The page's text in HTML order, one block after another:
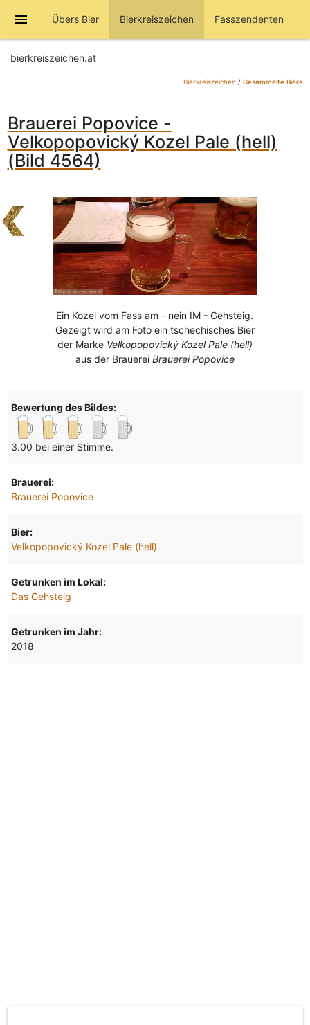
menu Übers Bier Bierkreiszeichen Fasszendenten
bierkreiszeichen.at
Bierkreiszeichen / Gesammelte Biere
Brauerei Popovice -
Velkopopovický Kozel Pale (hell)
(Bild 4564)
Ein Kozel vom Fass am - nein IM - Gehsteig.
Gezeigt wird am Foto ein tschechisches Bier
der Marke Velkopopovický Kozel Pale (hell)
aus der Brauerei Brauerei Popovice
Bewertung des Bildes:
3.00 bei einer Stimme.
Brauerei:
Brauerei Popovice
Bier:
Velkopopovický Kozel Pale (hell)
Getrunken im Lokal:
Das Gehsteig
Getrunken im Jahr:
2018